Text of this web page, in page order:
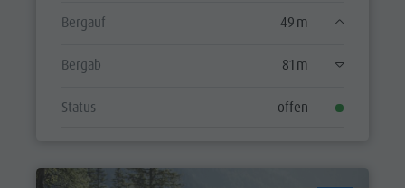
Bergauf 49 m
Bergab 81 m
Status offen